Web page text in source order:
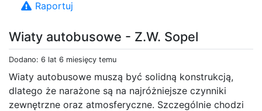
Wiaty autobusowe - Z.W. Sopel
Dodano: 6 lat 6 miesięcy temu
Wiaty autobusowe muszą być solidną konstrukcją,
dlatego że narażone są na najróżniejsze czynniki
zewnętrzne oraz atmosferyczne. Szczególnie chodzi
Raportuj